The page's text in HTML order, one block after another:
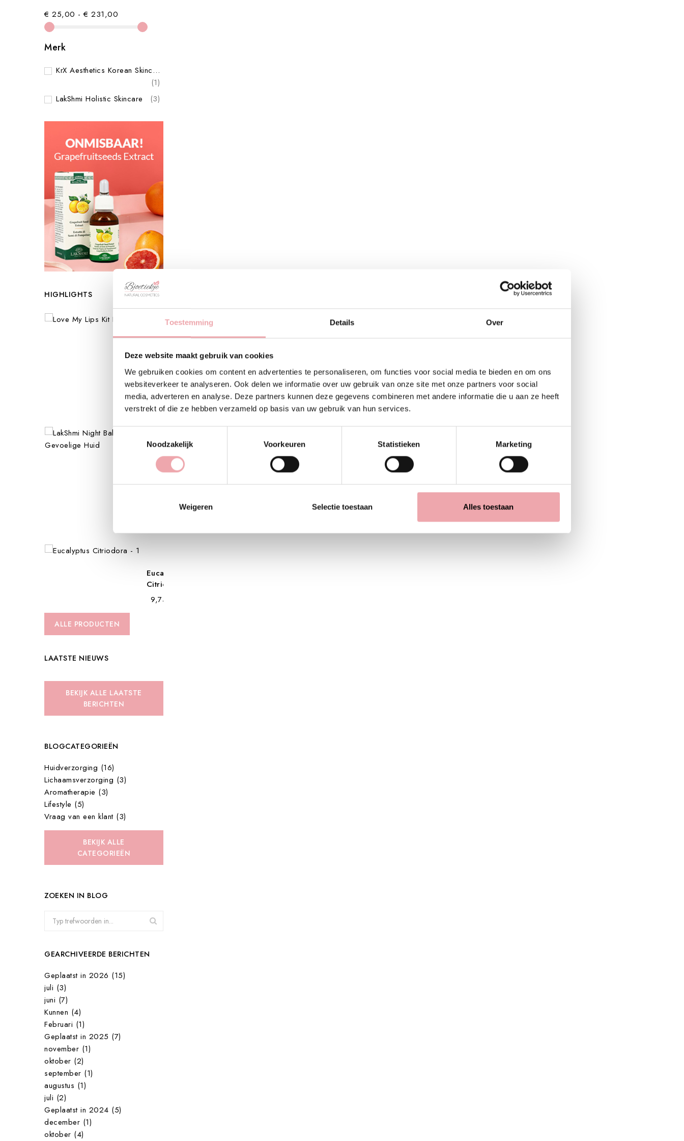
Toestemming Details Over
Deze website maakt gebruik van cookies
We gebruiken cookies om content en advertenties te personaliseren, om functies voor social media te bieden en om ons
websiteverkeer te analyseren. Ook delen we informatie over uw gebruik van onze site met onze partners voor social
media, adverteren en analyse. Deze partners kunnen deze gegevens combineren met andere informatie die u aan ze heeft
verstrekt of die ze hebben verzameld op basis van uw gebruik van hun services.
Toestemmingsselectie
Noodzakelijk
Voorkeuren Statistieken Marketing
Weigeren Selectie toestaan Alles toestaan
€ 25,00 - € 231,00
Merk
KrX Aesthetics Korean Skincare
(1)
LakShmi Holistic Skincare
(3)
HIGHLIGHTS
Love
My
Lipkit
-
LakShmi
€ 59,95
Nacht
Balm
Huid
€ 51,20
Eucalyptus
Citriodora...
€ 9,75
ALLE PRODUCTEN
LAATSTE NIEUWS
BEKIJK ALLE LAATSTE
BERICHTEN
BLOGCATEGORIEËN
Huidverzorging (16)
Lichaamsverzorging (3)
Aromatherapie (3)
Lifestyle (5)
Vraag van een klant (3)
BEKIJK ALLE
CATEGORIEËN
ZOEKEN IN BLOG
GEARCHIVEERDE BERICHTEN
Geplaatst in 2026 (15)
juli (3)
juni (7)
Kunnen (4)
Februari (1)
Geplaatst in 2025 (7)
november (1)
oktober (2)
september (1)
augustus (1)
juli (2)
Geplaatst in 2024 (5)
december (1)
oktober (4)